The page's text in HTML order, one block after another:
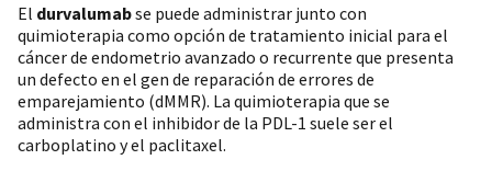
El durvalumabse puede administrar junto con
quimioterapia como opción de tratamiento inicial para el
cáncer de endometrio avanzado o recurrente que presenta
un defecto en el gen de reparación de errores de
emparejamiento (dMMR). La quimioterapia que se
administra con el inhibidor de la PDL-1 suele ser el
carboplatino y el paclitaxel.